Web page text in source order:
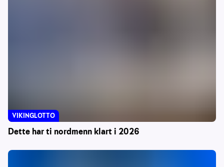
Dette har ti nordmenn klart i 2026
VIKINGLOTTO